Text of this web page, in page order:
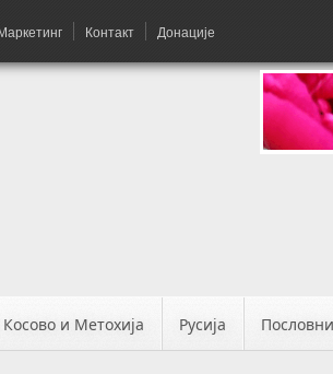
Контакт Донације
Косово и Метохија Русија